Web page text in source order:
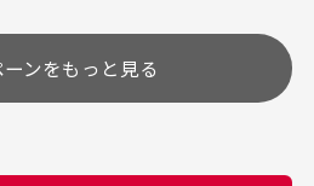
す
美品です。いつも素敵な
商品をありがとうござい
ます。
なっております。
してはサイト上にて告知させて
しては、弊社に入荷した時点
ンをもっと見る